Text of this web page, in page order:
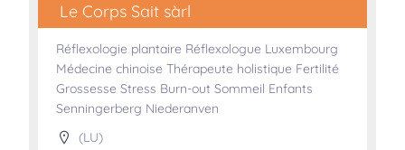
Le Corps Sait sàrl
Réflexologie plantaire Réflexologue Luxembourg
Médecine chinoise Thérapeute holistique Fertilité
Grossesse Stress Burn-out Sommeil Enfants
Senningerberg Niederanven
(LU)